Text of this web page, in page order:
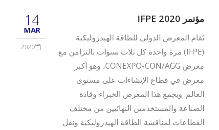
14
MAR
2020
مؤتمر IFPE 2020
يُقام المعرض الدولي للطاقة الهيدروليكية
(IFPE) مرة واحدة كل ثلاث سنوات بالتزامن مع
معرض CONEXPO-CON/AGG، وهو أكبر
معرض في قطاع الإنشاءات على مستوى
العالم. ويجمع هذا المعرض الخبراء وقادة
الصناعة والمستخدمين النهائيين من مختلف
القطاعات لمناقشة الطاقة الهيدروليكية ونقل